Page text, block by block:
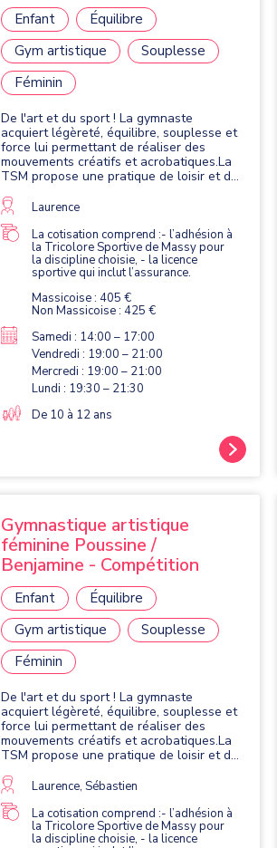
Enfant
Équilibre
Gym artistique
Souplesse
Féminin
De l'art et du sport ! La gymnaste
acquiert légèreté, équilibre, souplesse et
force lui permettant de réaliser des
mouvements créatifs et acrobatiques.La
TSM propose une pratique de loisir et de
agrès : le saut, les barres asymétriques,
la poutre et le sol.
Laurence
La cotisation comprend :- l’adhésion à
la Tricolore Sportive de Massy pour
la discipline choisie, - la licence
sportive qui inclut l’assurance.
Massicoise : 405 €
Non Massicoise : 425 €
Samedi : 14:00 – 17:00
Vendredi : 19:00 – 21:00
Mercredi : 19:00 – 21:00
Lundi : 19:30 – 21:30
De 10 à 12 ans
Gymnastique artistique
féminine Poussine /
Benjamine - Compétition
Enfant
Équilibre
Gym artistique
Souplesse
Féminin
De l'art et du sport ! La gymnaste
acquiert légèreté, équilibre, souplesse et
force lui permettant de réaliser des
mouvements créatifs et acrobatiques.La
TSM propose une pratique de loisir et de
agrès : le saut, les barres asymétriques,
la poutre et le sol.
Laurence, Sébastien
La cotisation comprend :- l’adhésion à
la Tricolore Sportive de Massy pour
la discipline choisie, - la licence